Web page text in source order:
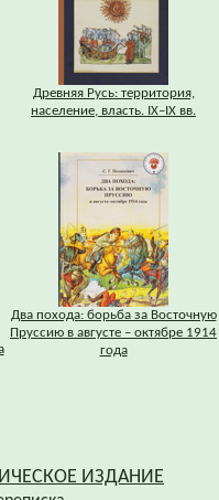
Древняя Русь: территория,
население, власть. IХ–IХ вв.
Два похода: борьба за Восточную
Пруссию в августе – октябре 1914
года
ИЗДАНИЕ